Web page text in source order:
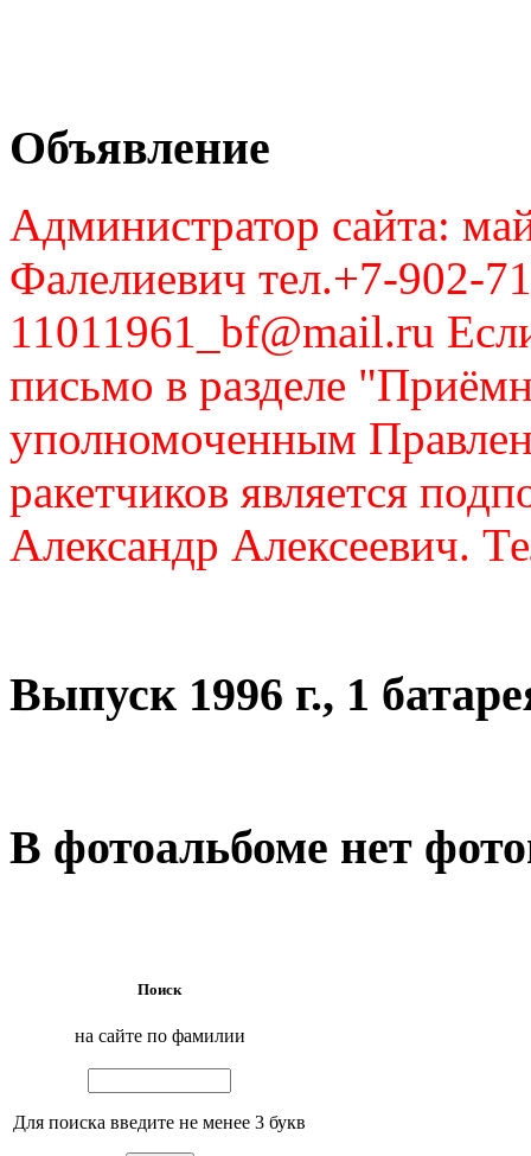
Объявление
Администратор сайта:
Фалелиевич тел.+7-902-
11011961_bf@mail.ru
письмо в разделе
уполномоченным
ракетчиков является
Александр Алексеевич.
Выпуск 1996 г., 1
В фотоальбоме нет
Поиск
на сайте по фамилии
Для поиска введите не менее 3 букв